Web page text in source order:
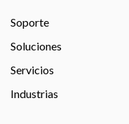
Soporte
Soluciones
Servicios
Industrias